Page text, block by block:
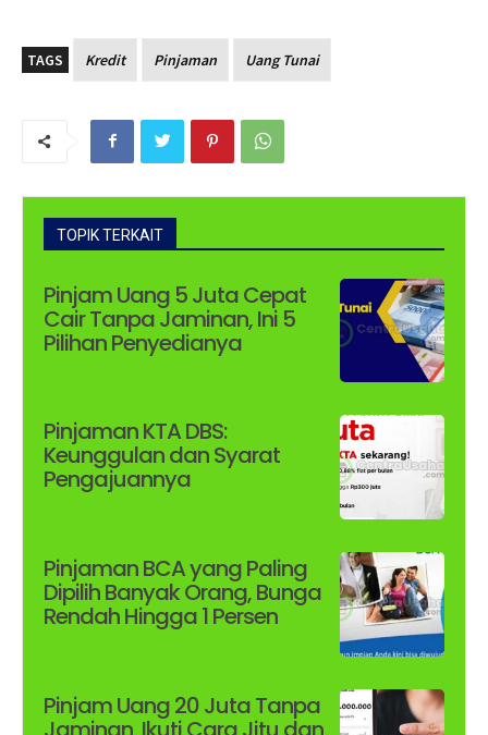
TAGS Kredit Pinjaman Uang Tunai
TOPIK TERKAIT
Pinjam Uang 5 Juta Cepat
Cair Tanpa Jaminan, Ini 5
Pilihan Penyedianya
Pinjaman KTA DBS:
Keunggulan dan Syarat
Pengajuannya
Pinjaman BCA yang Paling
Dipilih Banyak Orang, Bunga
Rendah Hingga 1 Persen
Pinjam Uang 20 Juta Tanpa